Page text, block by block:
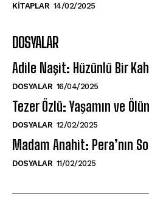
KITAPLAR 14/02/2025
DOSYALAR
Adile Naşit: Hüzünlü Bir
DOSYALAR 16/04/2025
Tezer Özlü: Yaşamın ve
DOSYALAR 12/02/2025
Madam Anahit: Pera’nın
DOSYALAR 11/02/2025